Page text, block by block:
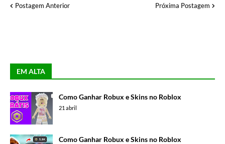
Postagem Anterior Próxima Postagem
EM ALTA
Como Ganhar Robux e Skins no Roblox
21 abril
Como Ganhar Robux e Skins no Roblox